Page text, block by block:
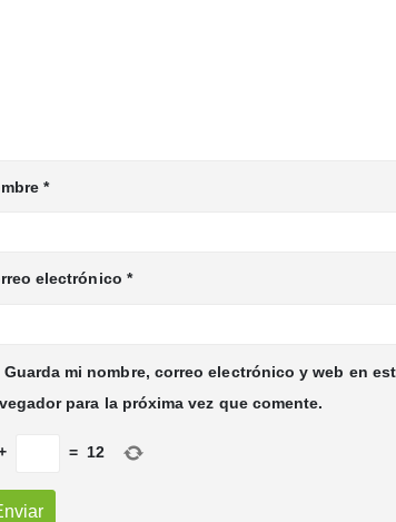
*
electrónico *
Guarda mi nombre, correo electrónico y web en
para la próxima vez que comente.
= 12